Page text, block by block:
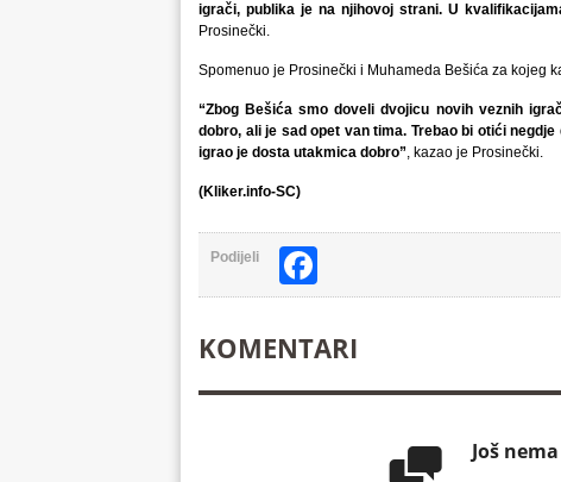
igrači, publika je na njihovoj strani. U
Prosinečki.
Spomenuo je Prosinečki i Muhameda Bešića za kojeg
“Zbog Bešića smo doveli dvojicu novih veznih
dobro, ali je sad opet van tima. Trebao bi otići
igrao je dosta utakmica dobro”, kazao je Prosinečki.
(Kliker.info-SC)
Podijeli
KOMENTARI
 Još